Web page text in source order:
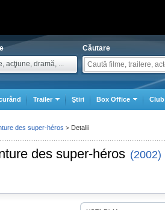
acţiune, dramă, ...
Căutare
Trailer Ştiri Box Office Club
des super-héros (2002)
des super-héros > Detalii